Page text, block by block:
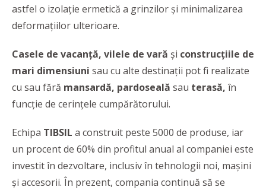
astfel o izolație ermetică a grinzilor și minimalizarea
deformațiilor ulterioare.
Casele de vacanță, vilele de vară și construcțiile de
mari dimensiuni sau cu alte destinații pot fi realizate
cu sau fără mansardă, pardoseală sau terasă, în
funcție de cerințele cumpărătorului.
Echipa TIBSIL a construit peste 5000 de produse, iar
un procent de 60% din profitul anual al companiei este
investit în dezvoltare, inclusiv în tehnologii noi, mașini
și accesorii. În prezent, compania continuă să se